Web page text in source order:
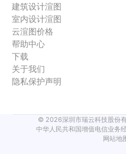
建筑设计渲图
室内设计渲图
云渲图价格
帮助中心
下载
关于我们
隐私保护声明
© 2026深圳市瑞云科技股份
中华人民共和国增值电信业务
网站地